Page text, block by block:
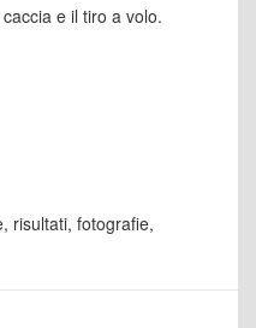
e il tiro a volo.
risultati, fotografie,